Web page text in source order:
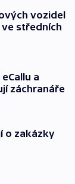
vozidel
středních
a
záchranáře
o zakázky